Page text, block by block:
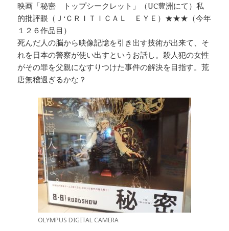
映画「秘密 トップシークレット」（UC豊洲にて）私
的批評眼（Ｊ‘ＣＲＩＴＩＣＡＬ ＥＹＥ）★★★（今年
１２６作品目）
死んだ人の脳から映像記憶を引き出す技術が出来て、そ
れを日本の警察が使い出すというお話し。殺人犯の女性
がその罪を父親になすりつけた事件の解決を目指す。荒
唐無稽過ぎるかな？
OLYMPUS DIGITAL CAMERA